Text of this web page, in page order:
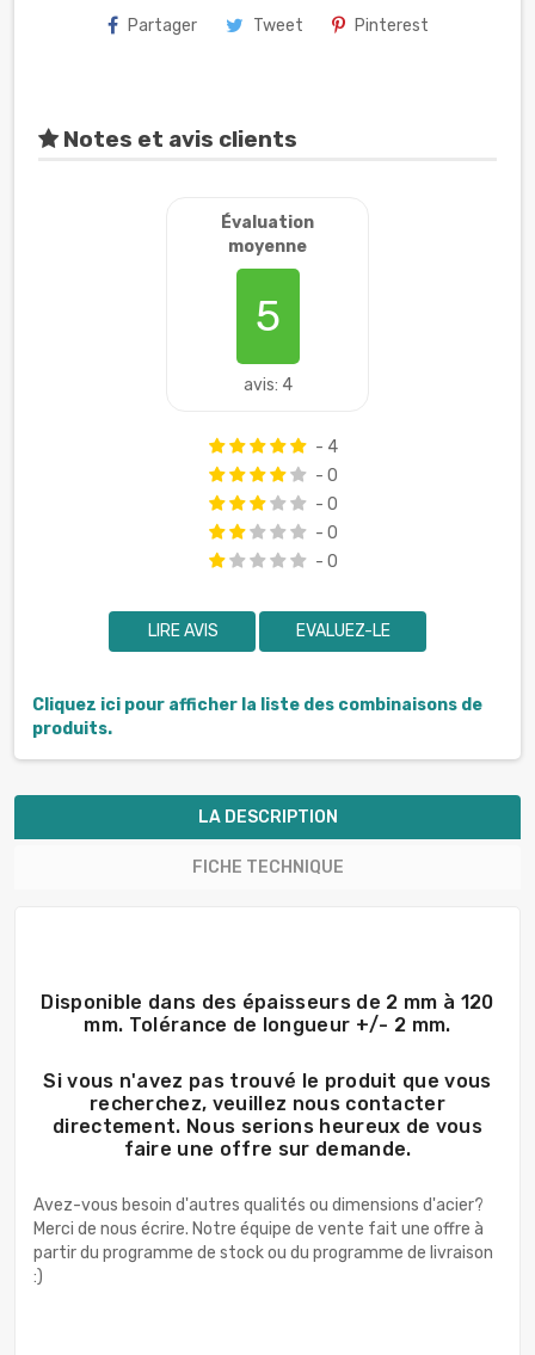
Partager Tweet Pinterest
Notes et avis clients
Évaluation
moyenne
5
avis: 4
- 4
- 0
- 0
- 0
- 0
LIRE AVIS EVALUEZ-LE
Cliquez ici pour afficher la liste des combinaisons de
produits.
LA DESCRIPTION
FICHE TECHNIQUE
Disponible dans des épaisseurs de 2 mm à 120
mm. Tolérance de longueur +/- 2 mm.
Si vous n'avez pas trouvé le produit que vous
recherchez, veuillez nous contacter
directement. Nous serions heureux de vous
faire une offre sur demande.
Avez-vous besoin d'autres qualités ou dimensions d'acier?
Merci de nous écrire. Notre équipe de vente fait une offre à
partir du programme de stock ou du programme de livraison
:)